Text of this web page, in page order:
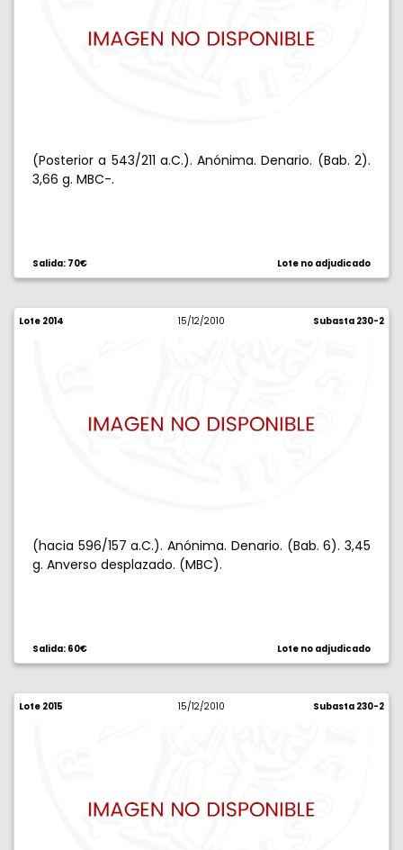
(Posterior a 543/211 a.C.). Anónima. Denario. (Bab. 2).
3,66 g. MBC-.
Salida: 70€ Lote no adjudicado
Lote 2014 15/12/2010 Subasta 230-2
(hacia 596/157 a.C.). Anónima. Denario. (Bab. 6). 3,45
g. Anverso desplazado. (MBC).
Salida: 60€ Lote no adjudicado
Lote 2015 15/12/2010 Subasta 230-2